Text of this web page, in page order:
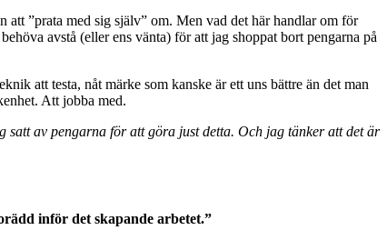
”prata med sig själv” om. Men vad det här handlar om för
avstå (eller ens vänta) för att jag shoppat bort pengarna på
att testa, nåt märke som kanske är ett uns bättre än det man
Att jobba med.
av pengarna för att göra just detta. Och jag tänker att det är
inför det skapande arbetet.”